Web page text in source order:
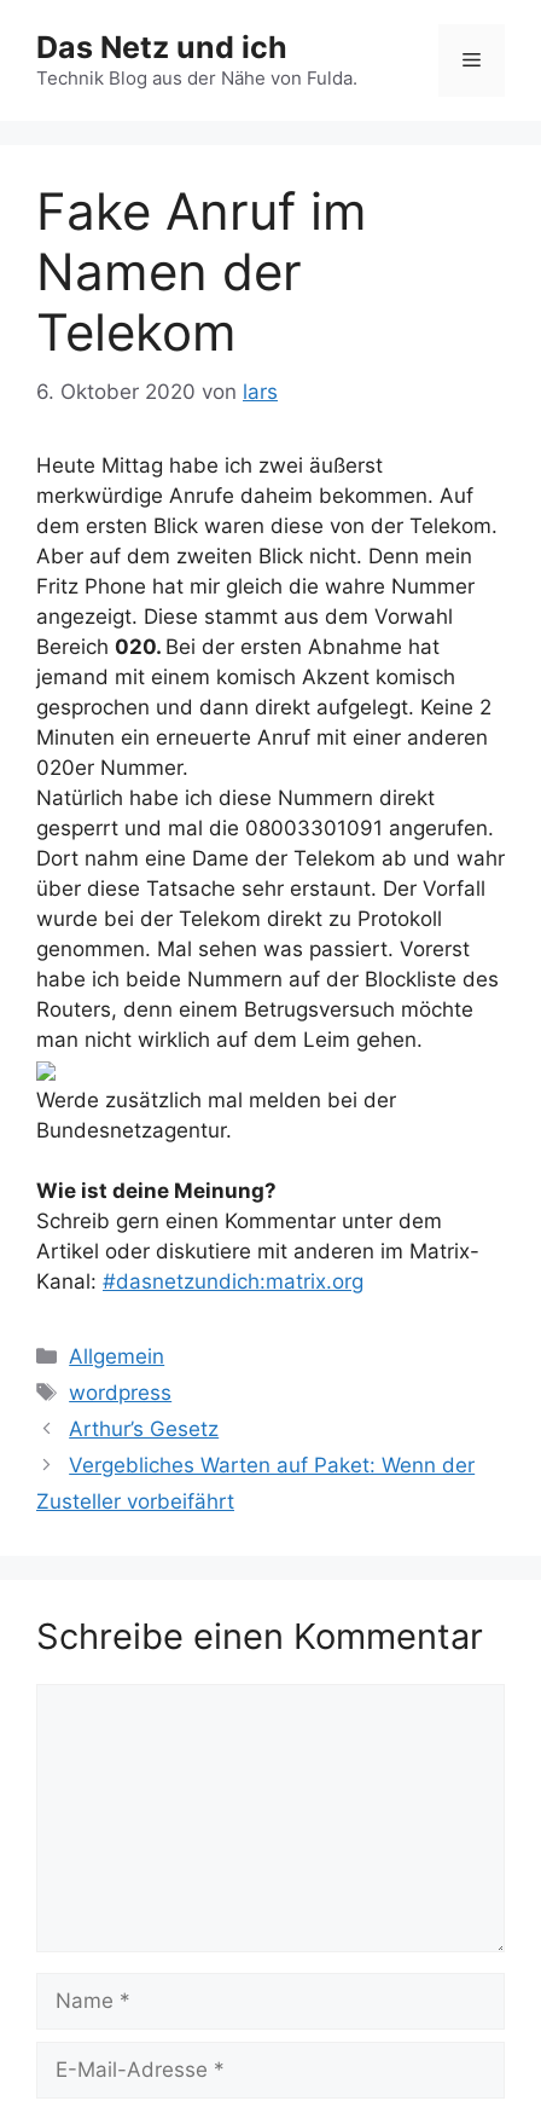
Inhalt
springen
Das Netz und ich
Technik Blog aus der Nähe von Fulda.
Menü
Fake Anruf im
Namen der
Telekom
6. Oktober 2020 von lars
Heute Mittag habe ich zwei äußerst
merkwürdige Anrufe daheim bekommen. Auf
dem ersten Blick waren diese von der Telekom.
Aber auf dem zweiten Blick nicht. Denn mein
Fritz Phone hat mir gleich die wahre Nummer
angezeigt. Diese stammt aus dem Vorwahl
Bereich 020. Bei der ersten Abnahme hat
jemand mit einem komisch Akzent komisch
gesprochen und dann direkt aufgelegt. Keine 2
Minuten ein erneuerte Anruf mit einer anderen
020er Nummer.
Natürlich habe ich diese Nummern direkt
gesperrt und mal die 08003301091 angerufen.
Dort nahm eine Dame der Telekom ab und wahr
über diese Tatsache sehr erstaunt. Der Vorfall
wurde bei der Telekom direkt zu Protokoll
genommen. Mal sehen was passiert. Vorerst
habe ich beide Nummern auf der Blockliste des
Routers, denn einem Betrugsversuch möchte
man nicht wirklich auf dem Leim gehen.
Werde zusätzlich mal melden bei der
Bundesnetzagentur.
Wie ist deine Meinung?
Schreib gern einen Kommentar unter dem
Artikel oder diskutiere mit anderen im Matrix-
Kanal: #dasnetzundich:matrix.org
Kategorien
Allgemein
Schlagwörter
wordpress
Arthur’s Gesetz
Vergebliches Warten auf Paket: Wenn der
Zusteller vorbeifährt
Schreibe einen Kommentar
Name